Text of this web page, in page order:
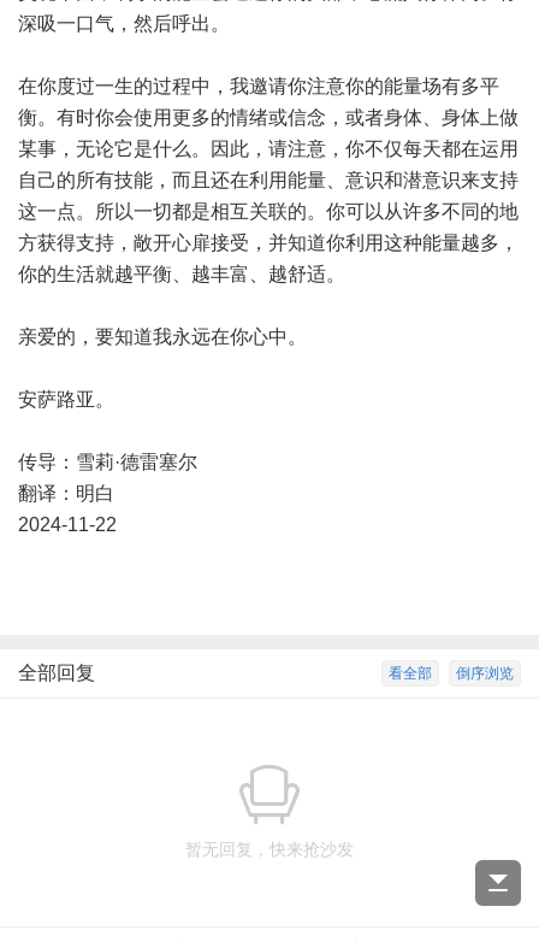
深吸一口气，然后呼出。
在你度过一生的过程中，我邀请你注意你的能量场有多平
衡。有时你会使用更多的情绪或信念，或者身体、身体上做
某事，无论它是什么。因此，请注意，你不仅每天都在运用
自己的所有技能，而且还在利用能量、意识和潜意识来支持
这一点。所以一切都是相互关联的。你可以从许多不同的地
方获得支持，敞开心扉接受，并知道你利用这种能量越多，
你的生活就越平衡、越丰富、越舒适。
亲爱的，要知道我永远在你心中。
安萨路亚。
传导：雪莉·德雷塞尔
翻译：明白
2024-11-22
倒序浏览
看全部
全部回复
暂无回复，快来抢沙发